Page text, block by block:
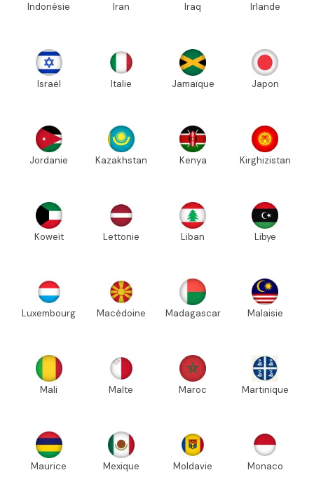
Indonésie Iran Iraq Irlande
Israël Italie Jamaïque Japon
Jordanie Kazakhstan Kenya Kirghizistan
Koweït Lettonie Liban Libye
Luxembourg Macédoine Madagascar Malaisie
Mali Malte Maroc Martinique
Maurice Mexique Moldavie Monaco